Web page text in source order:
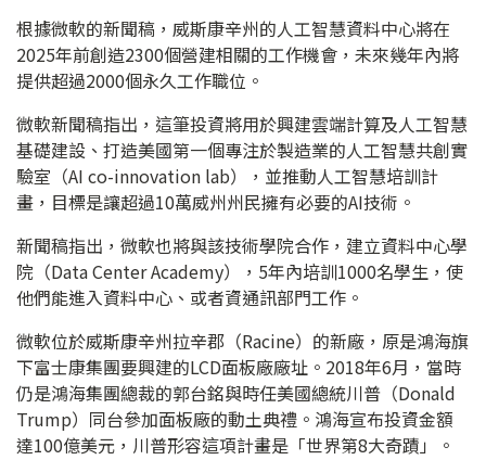
根據微軟的新聞稿，威斯康辛州的人工智慧資料中心將在
2025年前創造2300個營建相關的工作機會，未來幾年內將
提供超過2000個永久工作職位。
微軟新聞稿指出，這筆投資將用於興建雲端計算及人工智慧
基礎建設、打造美國第一個專注於製造業的人工智慧共創實
驗室（AI co-innovation lab），並推動人工智慧培訓計
畫，目標是讓超過10萬威州州民擁有必要的AI技術。
新聞稿指出，微軟也將與該技術學院合作，建立資料中心學
院（Data Center Academy），5年內培訓1000名學生，使
他們能進入資料中心、或者資通訊部門工作。
微軟位於威斯康辛州拉辛郡（Racine）的新廠，原是鴻海旗
下富士康集團要興建的LCD面板廠廠址。2018年6月，當時
仍是鴻海集團總裁的郭台銘與時任美國總統川普（Donald
Trump）同台參加面板廠的動土典禮。鴻海宣布投資金額
達100億美元，川普形容這項計畫是「世界第8大奇蹟」。